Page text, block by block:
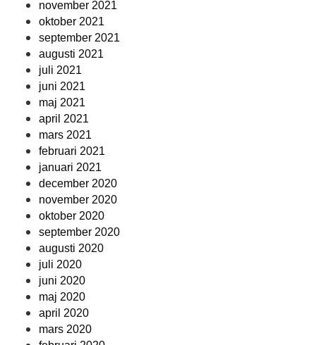
november 2021
oktober 2021
september 2021
augusti 2021
juli 2021
juni 2021
maj 2021
april 2021
mars 2021
februari 2021
januari 2021
december 2020
november 2020
oktober 2020
september 2020
augusti 2020
juli 2020
juni 2020
maj 2020
april 2020
mars 2020